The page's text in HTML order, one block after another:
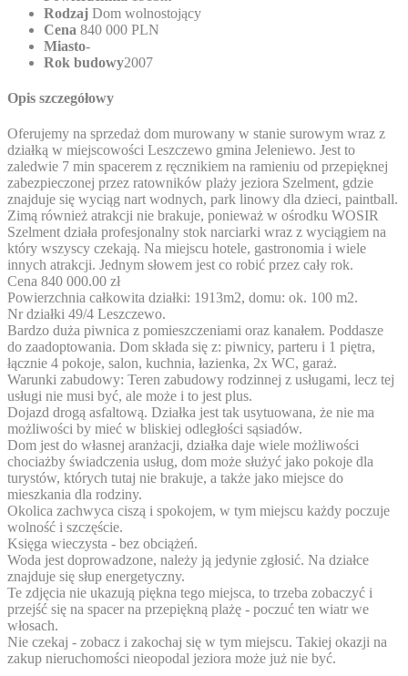
Rodzaj Dom wolnostojący
Cena 840 000 PLN
Miasto-
Rok budowy2007
Opis szczegółowy
Oferujemy na sprzedaż dom murowany w stanie surowym wraz z
działką w miejscowości Leszczewo gmina Jeleniewo. Jest to
zaledwie 7 min spacerem z ręcznikiem na ramieniu od przepięknej
zabezpieczonej przez ratowników plaży jeziora Szelment, gdzie
znajduje się wyciąg nart wodnych, park linowy dla dzieci, paintball.
Zimą również atrakcji nie brakuje, ponieważ w ośrodku WOSIR
Szelment działa profesjonalny stok narciarki wraz z wyciągiem na
który wszyscy czekają. Na miejscu hotele, gastronomia i wiele
innych atrakcji. Jednym słowem jest co robić przez cały rok.
Cena 840 000.00 zł
Powierzchnia całkowita działki: 1913m2, domu: ok. 100 m2.
Nr działki 49/4 Leszczewo.
Bardzo duża piwnica z pomieszczeniami oraz kanałem. Poddasze
do zaadoptowania. Dom składa się z: piwnicy, parteru i 1 piętra,
łącznie 4 pokoje, salon, kuchnia, łazienka, 2x WC, garaż.
Warunki zabudowy: Teren zabudowy rodzinnej z usługami, lecz tej
usługi nie musi być, ale może i to jest plus.
Dojazd drogą asfaltową. Działka jest tak usytuowana, że nie ma
możliwości by mieć w bliskiej odległości sąsiadów.
Dom jest do własnej aranżacji, działka daje wiele możliwości
chociażby świadczenia usług, dom może służyć jako pokoje dla
turystów, których tutaj nie brakuje, a także jako miejsce do
mieszkania dla rodziny.
Okolica zachwyca ciszą i spokojem, w tym miejscu każdy poczuje
wolność i szczęście.
Księga wieczysta - bez obciążeń.
Woda jest doprowadzone, należy ją jedynie zgłosić. Na działce
znajduje się słup energetyczny.
Te zdjęcia nie ukazują piękna tego miejsca, to trzeba zobaczyć i
przejść się na spacer na przepiękną plażę - poczuć ten wiatr we
włosach.
Nie czekaj - zobacz i zakochaj się w tym miejscu. Takiej okazji na
zakup nieruchomości nieopodal jeziora może już nie być.